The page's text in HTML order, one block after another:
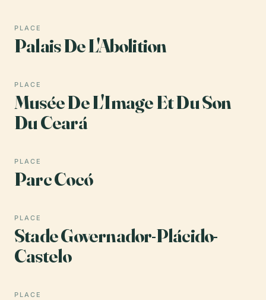
PLACE
Palais De L'Abolition
PLACE
Musée De L'Image Et Du Son
Du Ceará
PLACE
Parc Cocó
PLACE
Stade Governador-Plácido-
Castelo
PLACE